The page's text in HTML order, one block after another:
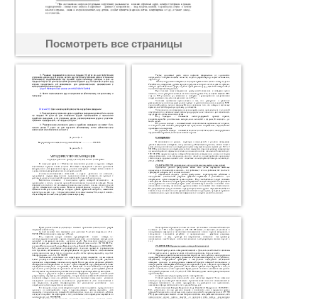
Посмотреть все страницы